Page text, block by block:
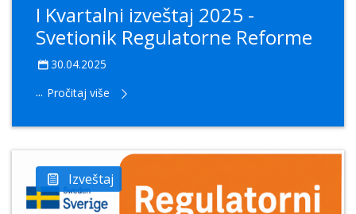
I Kvartalni izveštaj 2025 -
Svetionik Regulatorne Reforme
30.04.2025
... Pročitaj više
Izveštaj